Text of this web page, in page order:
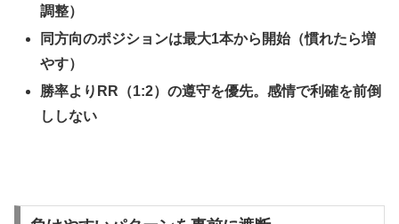
調整）
同方向のポジションは最大1本から開始（慣れたら増
やす）
勝率よりRR（1:2）の遵守を優先。感情で利確を前倒
ししない